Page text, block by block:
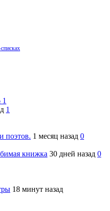
1
поэтов. 1 месяц назад 0
книжка 30 дней назад 0
18 минут назад